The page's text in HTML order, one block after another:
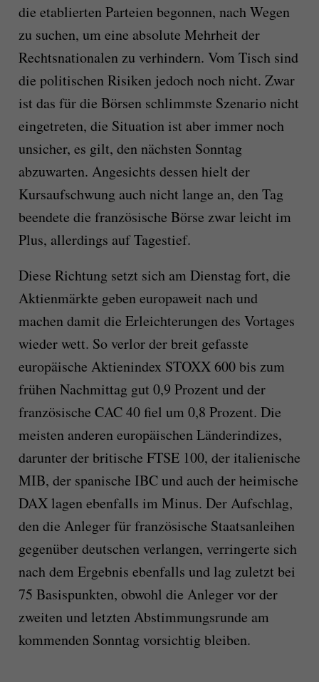
die etablierten Parteien begonnen, nach Wegen
zu suchen, um eine absolute Mehrheit der
Rechtsnationalen zu verhindern. Vom Tisch sind
die politischen Risiken jedoch noch nicht. Zwar
ist das für die Börsen schlimmste Szenario nicht
eingetreten, die Situation ist aber immer noch
unsicher, es gilt, den nächsten Sonntag
abzuwarten. Angesichts dessen hielt der
Kursaufschwung auch nicht lange an, den Tag
beendete die französische Börse zwar leicht im
Plus, allerdings auf Tagestief.
Diese Richtung setzt sich am Dienstag fort, die
Aktienmärkte geben europaweit nach und
machen damit die Erleichterungen des Vortages
wieder wett. So verlor der breit gefasste
europäische Aktienindex STOXX 600 bis zum
frühen Nachmittag gut 0,9 Prozent und der
französische CAC 40 fiel um 0,8 Prozent. Die
meisten anderen europäischen Länderindizes,
darunter der britische FTSE 100, der italienische
MIB, der spanische IBC und auch der heimische
DAX lagen ebenfalls im Minus. Der Aufschlag,
den die Anleger für französische Staatsanleihen
gegenüber deutschen verlangen, verringerte sich
nach dem Ergebnis ebenfalls und lag zuletzt bei
75 Basispunkten, obwohl die Anleger vor der
zweiten und letzten Abstimmungsrunde am
kommenden Sonntag vorsichtig bleiben.